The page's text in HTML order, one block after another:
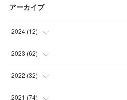
アーカイブ
2024 (12)
(1
(1
(3
2023 (62)
(11 )
(3
2022 (32)
(1
2021 (74)